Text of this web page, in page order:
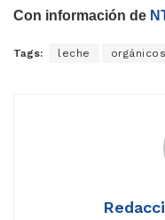
Con información de
Tags: leche orgánicos